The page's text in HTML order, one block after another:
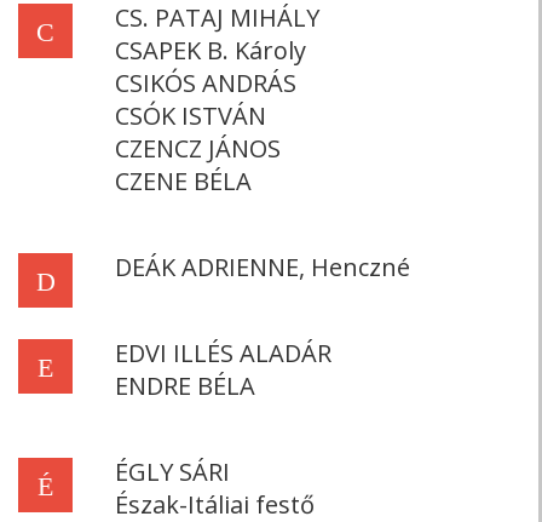
C
CS. PATAJ MIHÁLY
CSAPEK B. Károly
CSIKÓS ANDRÁS
CSÓK ISTVÁN
CZENCZ JÁNOS
CZENE BÉLA
D DEÁK ADRIENNE, Henczné
E
EDVI ILLÉS ALADÁR
ENDRE BÉLA
É
ÉGLY SÁRI
Észak-Itáliai festő